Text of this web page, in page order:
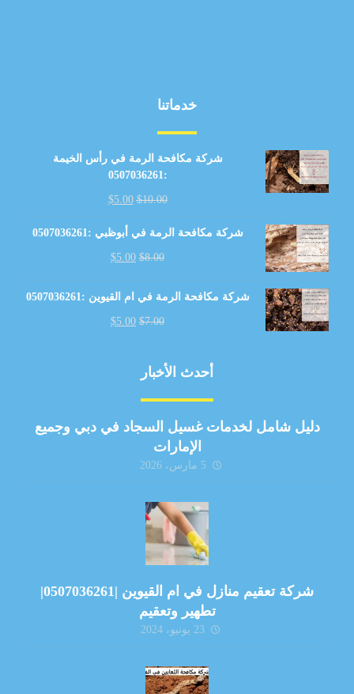
خدماتنا
شركة مكافحة الرمة في رأس الخيمة
:0507036261
$10.00
$5.00
شركة مكافحة الرمة في أبوظبي :0507036261
$8.00
$5.00
شركة مكافحة الرمة في ام القيوين :0507036261
$7.00
$5.00
أحدث الأخبار
دليل شامل لخدمات غسيل السجاد في دبي وجميع
الإمارات
5 مارس، 2026
شركة تعقيم منازل في ام القيوين |0507036261|
تطهير وتعقيم
23 يونيو، 2024